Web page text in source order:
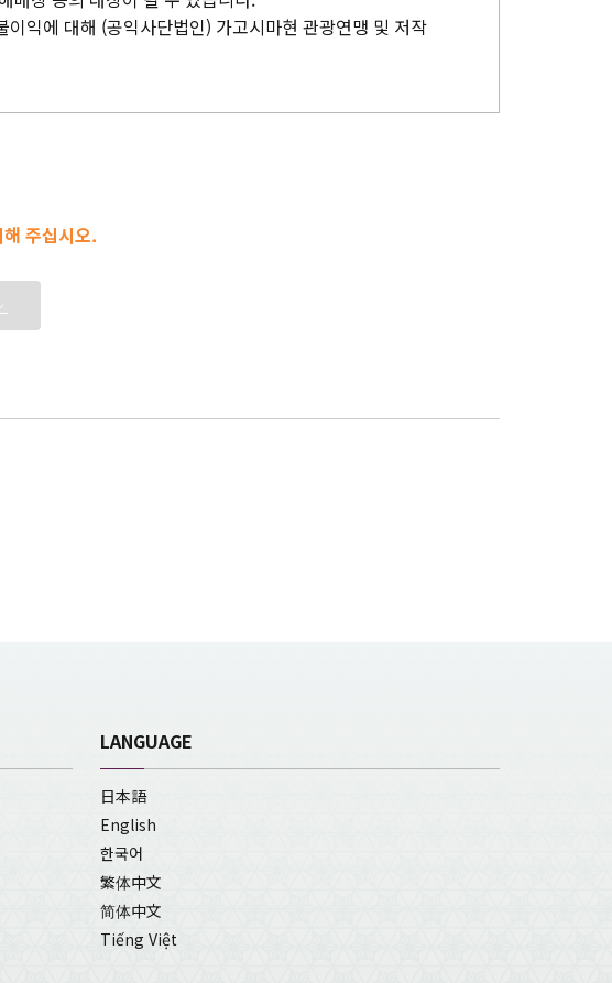
익에 대해 (공익사단법인) 가고시마현 관광연맹 및 저작
주십시오.
LANGUAGE
日本語
English
한국어
繁体中文
简体中文
Tiếng Việt